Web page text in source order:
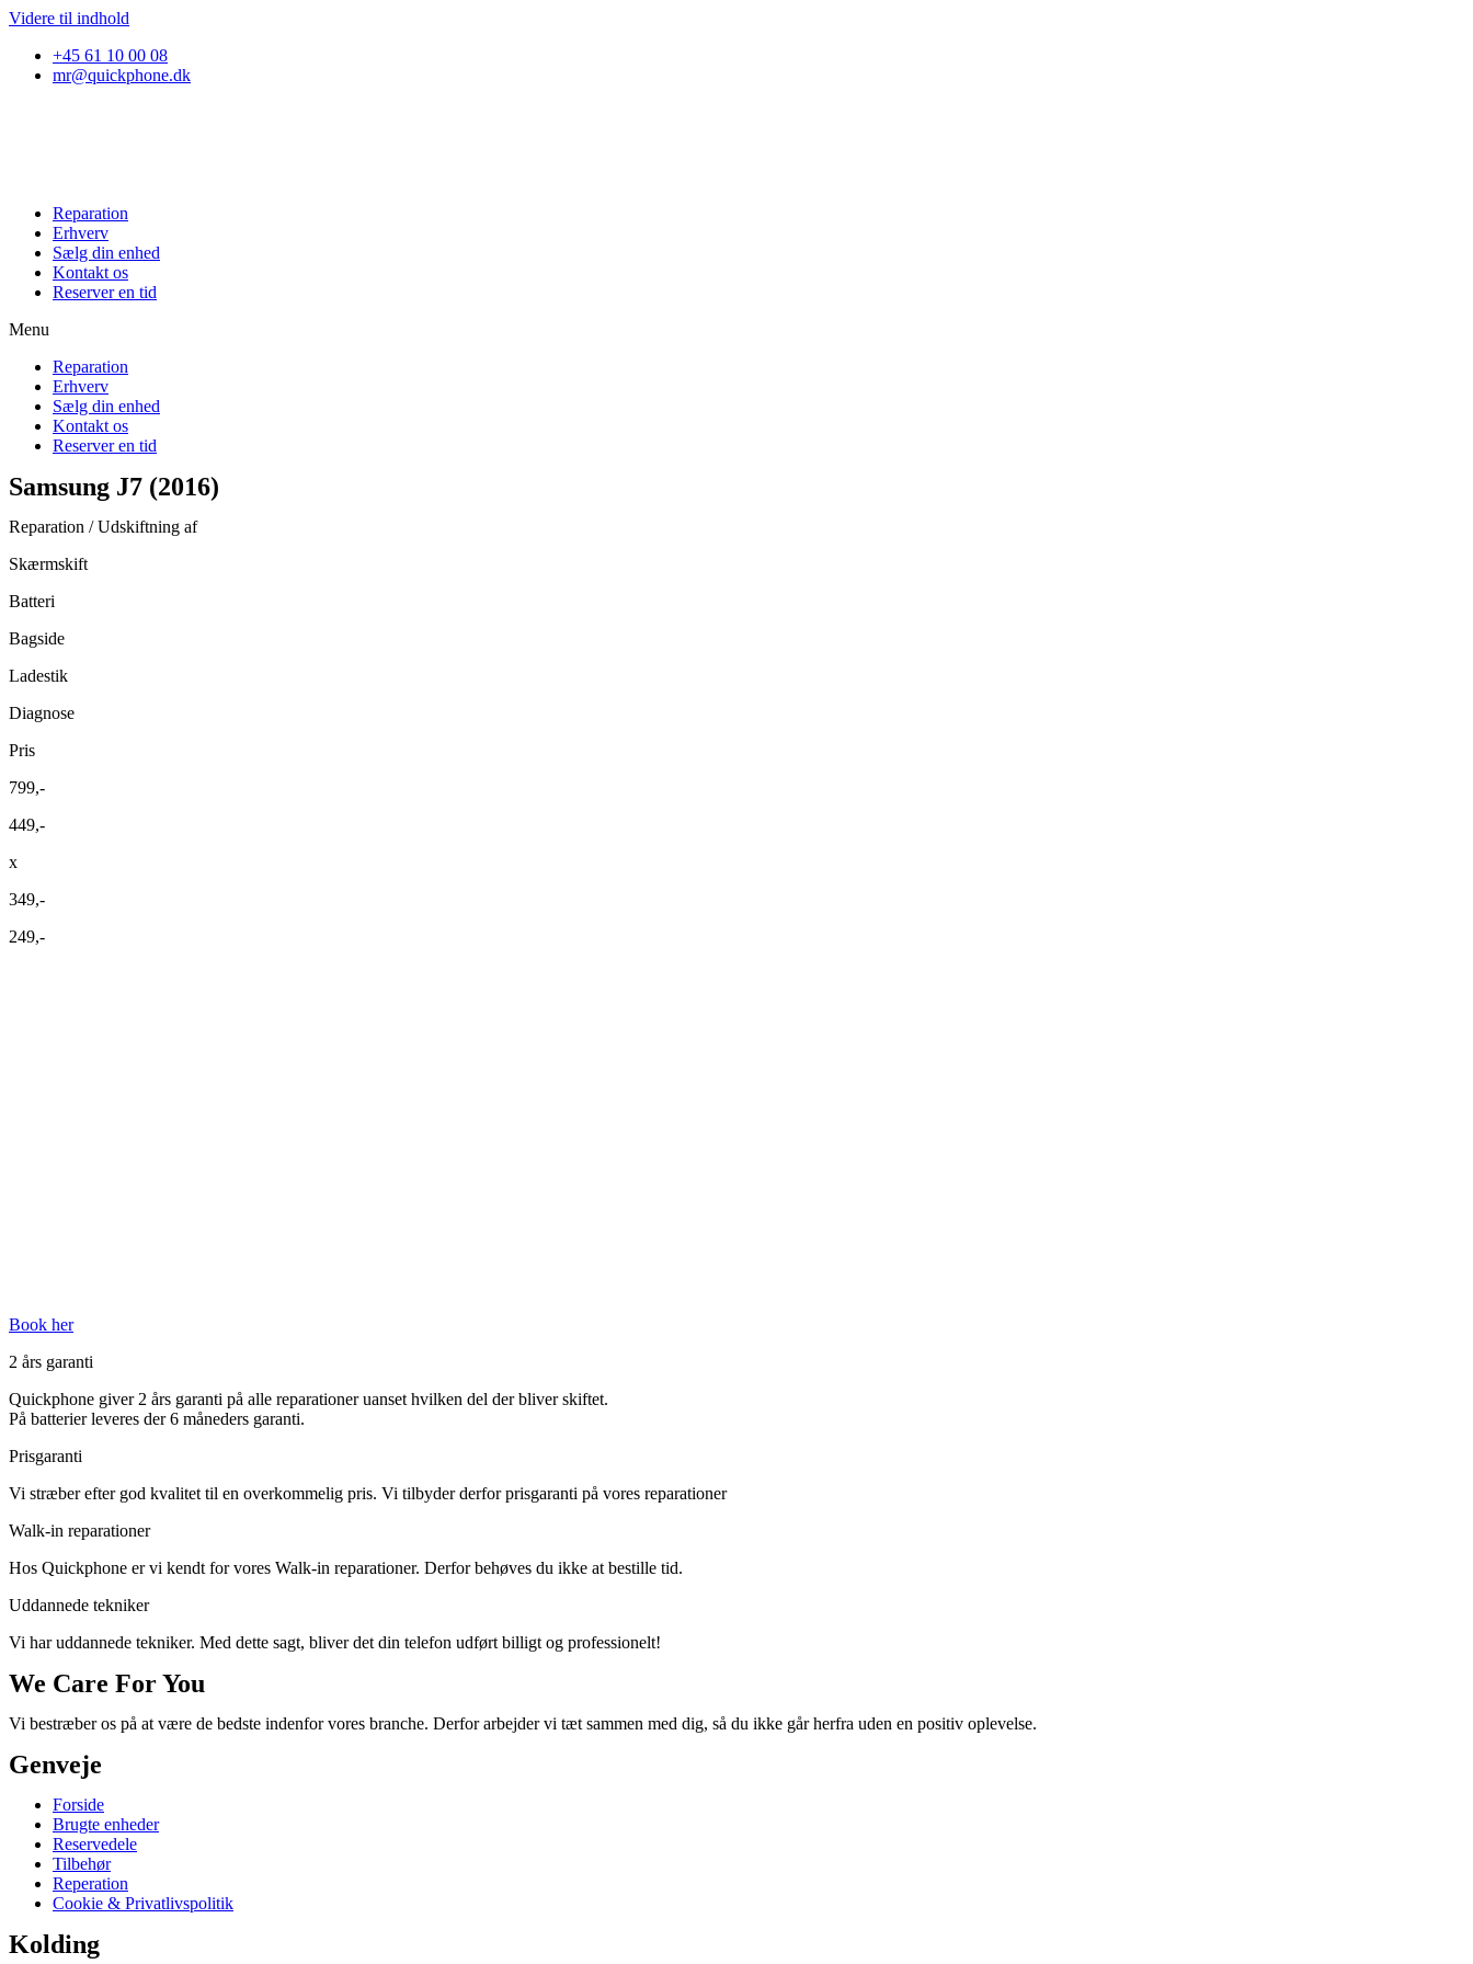
Videre til indhold
+45 61 10 00 08
mr@quickphone.dk
Reparation
Erhverv
Sælg din enhed
Kontakt os
Reserver en tid
Menu
Reparation
Erhverv
Sælg din enhed
Kontakt os
Reserver en tid
Samsung J7 (2016)
Reparation / Udskiftning af
Skærmskift
Batteri
Bagside
Ladestik
Diagnose
Pris
799,-
449,-
x
349,-
249,-
Book her
2 års garanti
Quickphone giver 2 års garanti på alle reparationer uanset hvilken del der bliver skiftet.
På batterier leveres der 6 måneders garanti.
Prisgaranti
Vi stræber efter god kvalitet til en overkommelig pris. Vi tilbyder derfor prisgaranti på vores reparationer
Walk-in reparationer
Hos Quickphone er vi kendt for vores Walk-in reparationer. Derfor behøves du ikke at bestille tid.
Uddannede tekniker
Vi har uddannede tekniker. Med dette sagt, bliver det din telefon udført billigt og professionelt!
We Care For You
Vi bestræber os på at være de bedste indenfor vores branche. Derfor arbejder vi tæt sammen med dig, så du ikke går herfra uden en positiv oplevelse.
Genveje
Forside
Brugte enheder
Reservedele
Tilbehør
Reperation
Cookie & Privatlivspolitik
Kolding